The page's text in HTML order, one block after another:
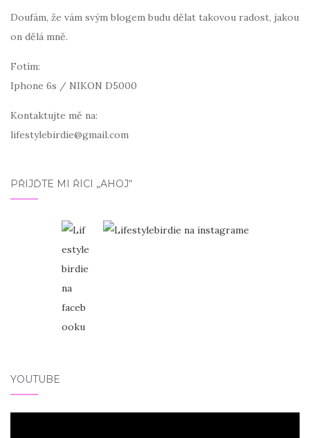
Doufám, že vám svým blogem budu dělat takovou radost, jakou
on dělá mně.
Fotím:
Iphone 6s / NIKON D5000
Kontaktujte mě na:
lifestylebirdie@gmail.com
PŘIJĎTE MI ŘÍCI „AHOJ“
YOUTUBE